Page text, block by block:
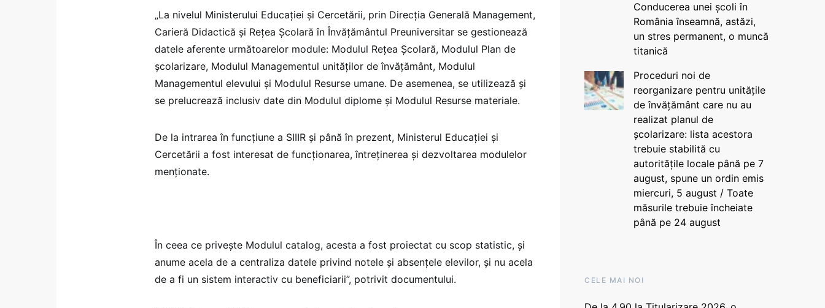
„La nivelul Ministerului Educației și Cercetării, prin Direcția Generală Management,
Carieră Didactică și Rețea Școlară în Învățământul Preuniversitar se gestionează
datele aferente următoarelor module: Modulul Rețea Școlară, Modulul Plan de
școlarizare, Modulul Managementul unităților de învățământ, Modulul
Managementul elevului și Modulul Resurse umane. De asemenea, se utilizează și
se prelucrează inclusiv date din Modulul diplome și Modulul Resurse materiale.
De la intrarea în funcțiune a SIIIR și până în prezent, Ministerul Educației și
Cercetării a fost interesat de funcționarea, întreținerea și dezvoltarea modulelor
menționate.
În ceea ce privește Modulul catalog, acesta a fost proiectat cu scop statistic, și
anume acela de a centraliza datele privind notele și absențele elevilor, și nu acela
de a fi un sistem interactiv cu beneficiarii”, potrivit documentului.
Conducerea unei școli în
România înseamnă, astăzi,
un stres permanent, o muncă
titanică
Proceduri noi de
reorganizare pentru unitățile
de învățământ care nu au
realizat planul de
școlarizare: lista acestora
trebuie stabilită cu
autoritățile locale până pe 7
august, spune un ordin emis
miercuri, 5 august / Toate
măsurile trebuie încheiate
până pe 24 august
CELE MAI NOI